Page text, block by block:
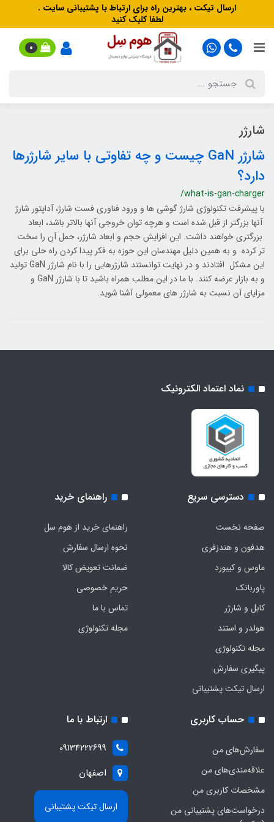
ارسال تیکت ، بهترین راه برای ارتباط با پشتیبانی سایت .
لطفا کلیک کنید
0
شارژر
شارژر GaN چیست و چه تفاوتی با سایر شارژرها
دارد؟
/what-is-gan-charger
با پیشرفت تکنولوژی شارژ گوشی ها و ورود فناوری فست شارژ، آداپتور شارژ
آنها بزرگتر از قبل شده است و هرچه توان خروجی آنها بالاتر باشد، ابعاد
بزرگتری خواهند داشت. این افزایش حجم و ابعاد شارژر، حمل آن را سخت
تر کرده و به همین دلیل مهندسان این حوزه به فکر پیدا کردن راه حلی برای
این مشکل افتادند و در نهایت توانستند شارژرهایی را با نام شارژر GaN تولید
و به بازار عرضه کنند. با ما در این مطلب همراه باشید تا با شارژر GaN و
مزایای آن نسبت به شارژر های معمولی آشنا شوید.
نماد اعتماد الکترونیک
دسترسی سریع
صفحه نخست
هدفون‌ و‌ هندزفری
ماوس و کیبورد
پاوربانک
کابل و شارژر
هولدر و استند
مجله تکنولوژی
پیگیری سفارش
ارسال تیکت پشتیبانی
راهنمای خرید
راهنمای خرید از هوم سل
نحوه ارسال سفارش
ضمانت تعویض کالا
حریم خصوصی
تماس با ما
مجله تکنولوژی
حساب کاربری
سفارش‌های من
علاقه‌مندی‌های من
مشخصات کاربری من
درخواست‌های پشتیبانی من
ارتباط با ما
09134222699
اصفهان
ارسال تیکت پشتیبانی